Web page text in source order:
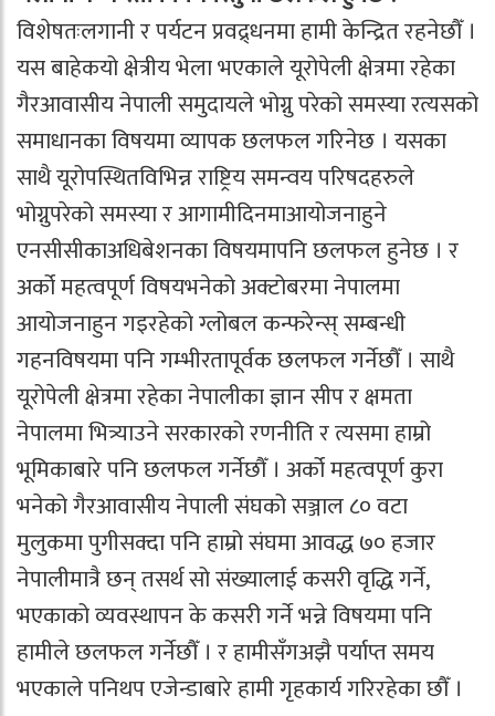
विशेषतःलगानी र पर्यटन प्रवद्र्धनमा हामी केन्द्रित रहनेछौँ ।
यस बाहेकयो क्षेत्रीय भेला भएकाले यूरोपेली क्षेत्रमा रहेका
गैरआवासीय नेपाली समुदायले भोग्नु परेको समस्या रत्यसको
समाधानका विषयमा व्यापक छलफल गरिनेछ । यसका
साथै यूरोपस्थितविभिन्न राष्ट्रिय समन्वय परिषदहरुले
भोग्नुपरेको समस्या र आगामीदिनमाआयोजनाहुने
एनसीसीकाअधिबेशनका विषयमापनि छलफल हुनेछ । र
अर्को महत्वपूर्ण विषयभनेको अक्टोबरमा नेपालमा
आयोजनाहुन गइरहेको ग्लोबल कन्फरेन्स् सम्बन्धी
गहनविषयमा पनि गम्भीरतापूर्वक छलफल गर्नेछौँ । साथै
यूरोपेली क्षेत्रमा रहेका नेपालीका ज्ञान सीप र क्षमता
नेपालमा भित्र्याउने सरकारको रणनीति र त्यसमा हाम्रो
भूमिकाबारे पनि छलफल गर्नेछौँ । अर्को महत्वपूर्ण कुरा
भनेको गैरआवासीय नेपाली संघको सञ्जाल ८० वटा
मुलुकमा पुगीसक्दा पनि हाम्रो संघमा आवद्ध ७० हजार
नेपालीमात्रै छन् तसर्थ सो संख्यालाई कसरी वृद्धि गर्ने,
भएकाको व्यवस्थापन के कसरी गर्ने भन्ने विषयमा पनि
हामीले छलफल गर्नेछौँ । र हामीसँगअझै पर्याप्त समय
भएकाले पनिथप एजेन्डाबारे हामी गृहकार्य गरिरहेका छौँ ।